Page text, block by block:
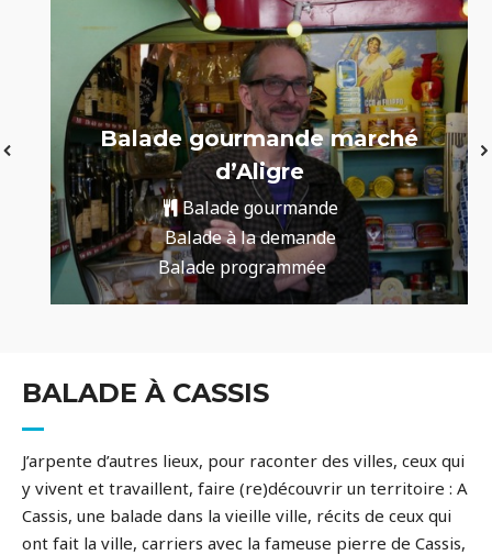
Balade gourmande marché
d’Aligre
Balade gourmande
Balade à la demande
Balade programmée
BALADE À CASSIS
J’arpente d’autres lieux, pour raconter des villes, ceux qui
y vivent et travaillent, faire (re)découvrir un territoire : A
Cassis, une balade dans la vieille ville, récits de ceux qui
ont fait la ville, carriers avec la fameuse pierre de Cassis,